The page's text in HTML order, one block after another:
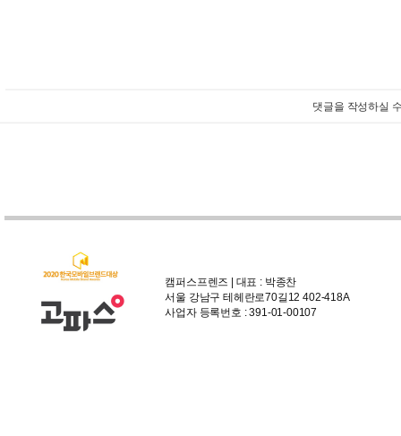
댓글을 작성하실
캠퍼스프렌즈 | 대표 : 박종찬
서울 강남구 테헤란로70길12 402-418A
사업자 등록번호 : 391-01-00107